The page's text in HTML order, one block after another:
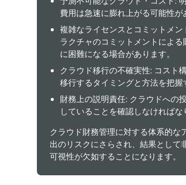
費用は急速に膨れ上がる可能性が
複雑なライセンスとコミットメ
ラクチャのコミットメントによ
に困難になる場合があります。
クラウド移行の不確実性: コスト
移行するタイミングと方法を把握
財務上の説明責任: クラウドへの
していることを確認しなければな
クラウド財務管理に対する体系的
出のリスクにさらされ、結果とし
可視性が欠如することになります。